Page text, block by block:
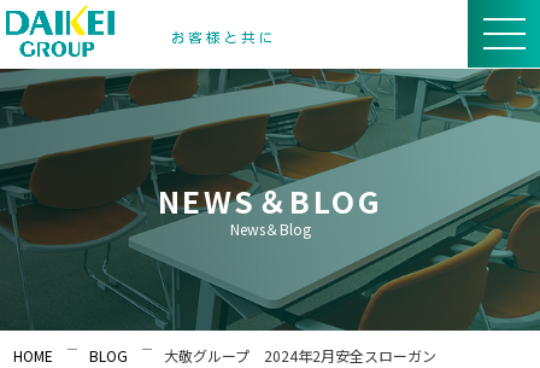
NEWS＆BLOG
News＆Blog
HOME BLOG 大敬グループ 2024年2月安全スローガン